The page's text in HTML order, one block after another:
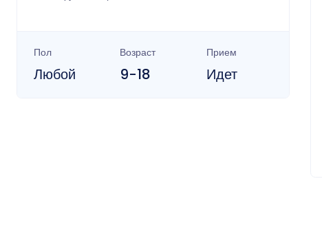
Пол
Любой
Возраст
9-18
Прием
Идет